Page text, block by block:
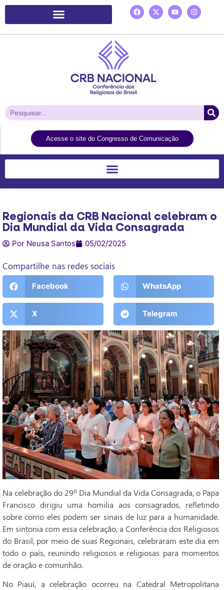
Acesse o site do Congresso de Comunicação
Regionais da CRB Nacional celebram o
Dia Mundial da Vida Consagrada
Por Neusa Santos 05/02/2025
Compartilhe nas redes sociais
Facebook WhatsApp
X Telegram
Na celebração do 29º Dia Mundial da Vida Consagrada, o Papa
Francisco dirigiu uma homilia aos consagrados, refletindo
sobre como eles podem ser sinais de luz para a humanidade.
Em sintonia com essa celebração, a Conferência dos Religiosos
do Brasil, por meio de suas Regionais, celebraram este dia em
todo o país, reunindo religiosos e religiosas para momentos
de oração e comunhão.
No Piauí, a celebração ocorreu na Catedral Metropolitana